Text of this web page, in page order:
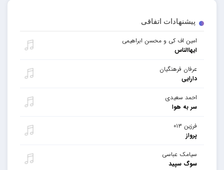
پیشنهادات اتفاقی
امین اف کی و محسن ابراهیمی
ایهاالناس
عرفان فرهنگیان
دارایی
احمد سعیدی
سر به هوا
فرزین ۰۱۳
پرواز
سیامک عباسی
سوگ سپید